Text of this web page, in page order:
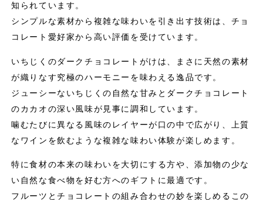
知られています。
シンプルな素材から複雑な味わいを引き出す技術は、チョ
コレート愛好家から高い評価を受けています。
いちじくのダークチョコレートがけは、まさに天然の素材
が織りなす究極のハーモニーを味わえる逸品です。
ジューシーないちじくの自然な甘みとダークチョコレート
のカカオの深い風味が見事に調和しています。
噛むたびに異なる風味のレイヤーが口の中で広がり、上質
なワインを飲むような複雑な味わい体験が楽しめます。
特に食材の本来の味わいを大切にする方や、添加物の少な
い自然な食べ物を好む方へのギフトに最適です。
フルーツとチョコレートの組み合わせの妙を楽しめるこの